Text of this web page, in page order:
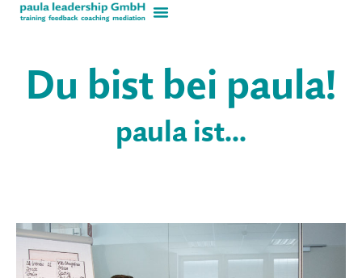
Du bist bei paula!
paula ist...